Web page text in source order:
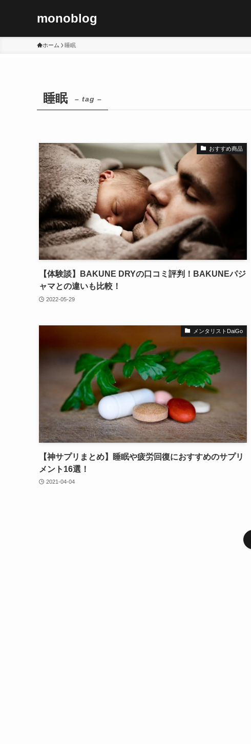
monoblog
ホーム 睡眠
睡眠 – tag –
おすすめ商品
【体験談】BAKUNE DRYの口コミ評判！BAKUNEパジ
ャマとの違いも比較！
2022-05-29
メンタリストDaiGo
【神サプリまとめ】睡眠や疲労回復におすすめのサプリ
メント16選！
2021-04-04